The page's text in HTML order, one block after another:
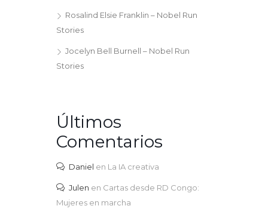
Rosalind Elsie Franklin – Nobel Run
Stories
Jocelyn Bell Burnell – Nobel Run
Stories
Últimos
Comentarios
Daniel en La IA creativa
Julen en Cartas desde RD Congo:
Mujeres en marcha